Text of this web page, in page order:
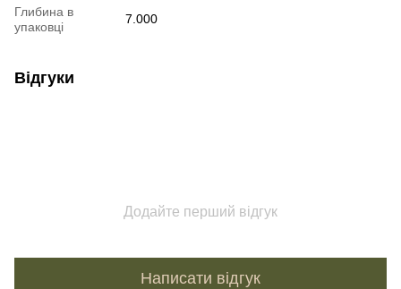
Глибина в
упаковці
7.000
Відгуки
Додайте перший відгук
Написати відгук